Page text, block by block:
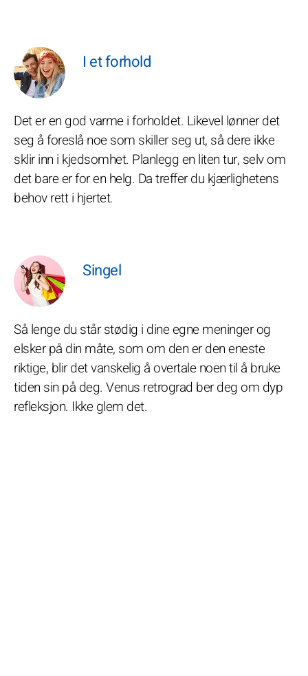
I et forhold
Det er en god varme i forholdet. Likevel lønner det
seg å foreslå noe som skiller seg ut, så dere ikke
sklir inn i kjedsomhet. Planlegg en liten tur, selv om
det bare er for en helg. Da treffer du kjærlighetens
behov rett i hjertet.
Singel
Så lenge du står stødig i dine egne meninger og
elsker på din måte, som om den er den eneste
riktige, blir det vanskelig å overtale noen til å bruke
tiden sin på deg. Venus retrograd ber deg om dyp
refleksjon. Ikke glem det.